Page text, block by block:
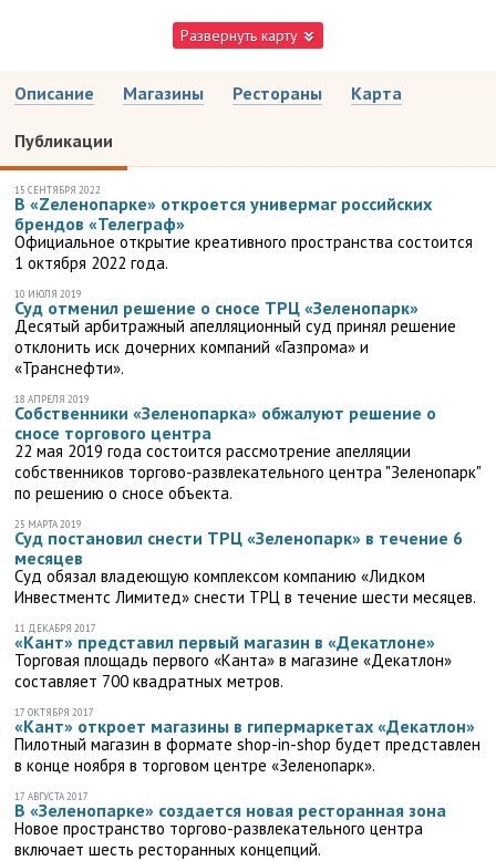
Развернуть карту
Описание Магазины Рестораны Карта
Публикации
15 СЕНТЯБРЯ 2022
В «Zеленопарке» откроется универмаг российских
брендов «Телеграф»
Официальное открытие креативного пространства состоится
1 октября 2022 года.
10 ИЮЛЯ 2019
Суд отменил решение о сносе ТРЦ «Зеленопарк»
Десятый арбитражный апелляционный суд принял решение
отклонить иск дочерних компаний «Газпрома» и
«Транснефти».
18 АПРЕЛЯ 2019
Собственники «Зеленопарка» обжалуют решение о
сносе торгового центра
22 мая 2019 года состоится рассмотрение апелляции
собственников торгово-развлекательного центра "Зеленопарк"
по решению о сносе объекта.
25 МАРТА 2019
Суд постановил снести ТРЦ «Зеленопарк» в течение 6
месяцев
Суд обязал владеющую комплексом компанию «Лидком
Инвестментс Лимитед» снести ТРЦ в течение шести месяцев.
11 ДЕКАБРЯ 2017
«Кант» представил первый магазин в «Декатлоне»
Торговая площадь первого «Канта» в магазине «Декатлон»
составляет 700 квадратных метров.
17 ОКТЯБРЯ 2017
«Кант» откроет магазины в гипермаркетах «Декатлон»
Пилотный магазин в формате shop-in-shop будет представлен
в конце ноября в торговом центре «Зеленопарк».
17 АВГУСТА 2017
В «Зеленопарке» создается новая ресторанная зона
Новое пространство торгово-развлекательного центра
включает шесть ресторанных концепций.